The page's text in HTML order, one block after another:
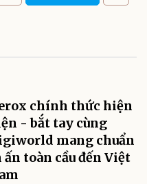
chính thức hiện
- bắt tay cùng
mang chuẩn
ấn toàn cầu đến Việt